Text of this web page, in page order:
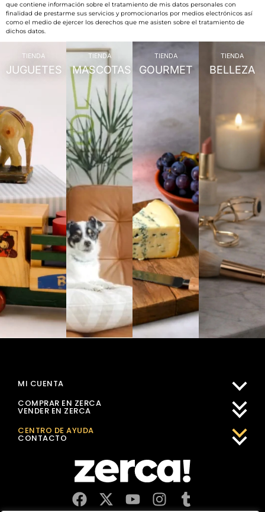
que contiene información sobre el tratamiento de mis datos personales con
finalidad de prestarme sus servicios y promocionarlos por medios electrónicos así
como el medio de ejercer los derechos que me asisten sobre el tratamiento de
dichos datos.
TIENDA
JUGUETES
TIENDA
MASCOTAS
TIENDA
GOURMET
TIENDA
BELLEZA
MI CUENTA
COMPRAR EN ZERCA
VENDER EN ZERCA
CENTRO DE AYUDA
CONTACTO